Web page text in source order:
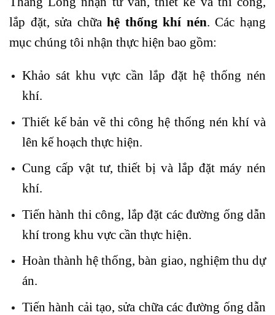
lắp đặt, sửa chữahệ thống khí nén. Các hạng
mục chúng tôi nhận thực hiện bao gồm:
Khảo sát khu vực cần lắp đặt hệ thống nén
khí.
Thiết kế bản vẽ thi công hệ thống nén khí và
lên kế hoạch thực hiện.
Cung cấp vật tư, thiết bị và lắp đặt máy nén
khí.
Tiến hành thi công, lắp đặt các đường ống dẫn
khí trong khu vực cần thực hiện.
Hoàn thành hệ thống, bàn giao, nghiệm thu dự
án.
Tiến hành cải tạo, sửa chữa các đường ống dẫn